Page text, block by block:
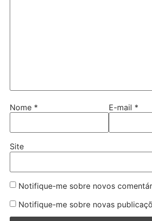
Nome * E-mail *
Site
Notifique-me sobre novos
Notifique-me sobre novas